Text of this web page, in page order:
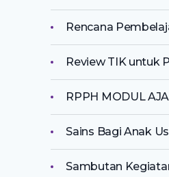
Rencana
Review TIK untuk
RPPH MODUL
Sains Bagi Anak
Sambutan